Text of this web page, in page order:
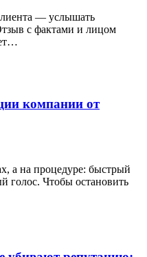
— услышать
с фактами и лицом
компании от
а на процедуре: быстрый
голос. Чтобы остановить